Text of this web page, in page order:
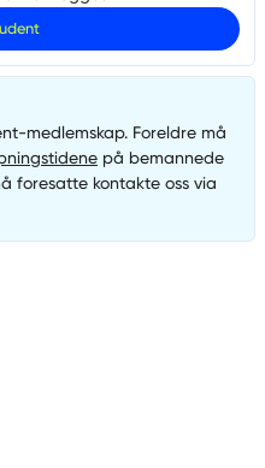
-medlemskap. Foreldre må
på bemannede
foresatte kontakte oss via